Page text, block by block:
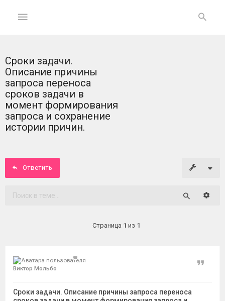
ГЛАВНАЯ
На
главную
Вход
ответов
Сроки задачи.
Описание причины
запроса переноса
сроков задачи в
момент формирования
запроса и сохранение
истории причин.
Ответить
Страница 1 из 1
Виктор Мольбо
Сроки задачи. Описание причины запроса переноса
Цитата